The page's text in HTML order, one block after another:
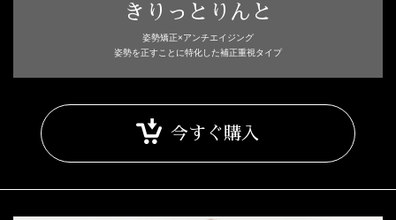
きりっとりんと
姿勢矯正×アンチエイジング
姿勢を正すことに特化した補正重視タイプ
今すぐ購入